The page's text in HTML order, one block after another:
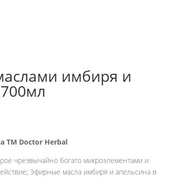
имбиря и
ТМ Doctor Herbal
чрезвычайно богато микроэлементами и
Эфирные масла имбиря и апельсина в